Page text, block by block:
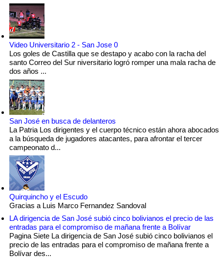
Video Universitario 2 - San Jose 0
Los goles de Castilla que se destapo y acabo con la racha del
santo Correo del Sur niversitario logró romper una mala racha de
dos años ...
San José en busca de delanteros
La Patria Los dirigentes y el cuerpo técnico están ahora abocados
a la búsqueda de jugadores atacantes, para afrontar el tercer
campeonato d...
Quirquincho y el Escudo
Gracias a Luis Marco Fernandez Sandoval
LA dirigencia de San José subió cinco bolivianos el precio de las
entradas para el compromiso de mañana frente a Bolívar
Pagina Siete La dirigencia de San José subió cinco bolivianos el
precio de las entradas para el compromiso de mañana frente a
Bolívar des...